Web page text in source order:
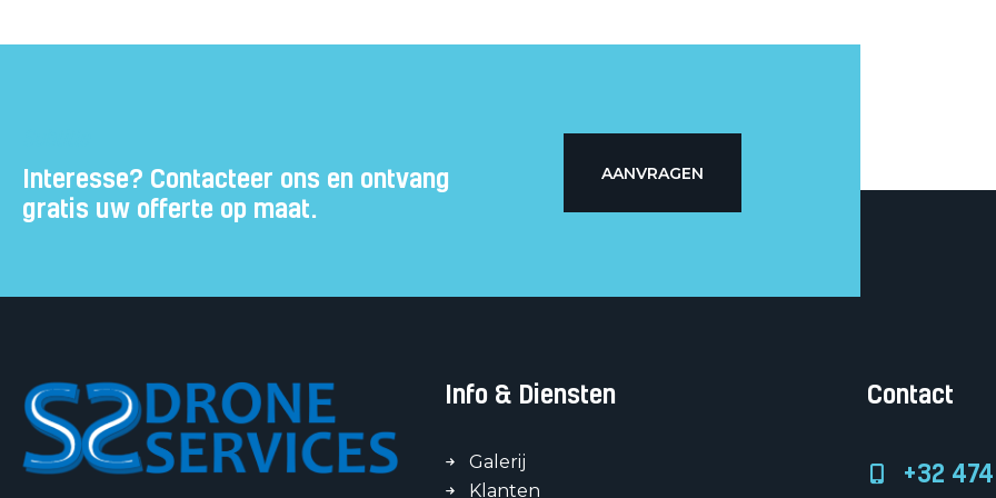
Interesse? Contacteer ons en ontvang
gratis uw offerte op maat.
AANVRAGEN
Info & Diensten
Galerij
Klanten
Contact
+32